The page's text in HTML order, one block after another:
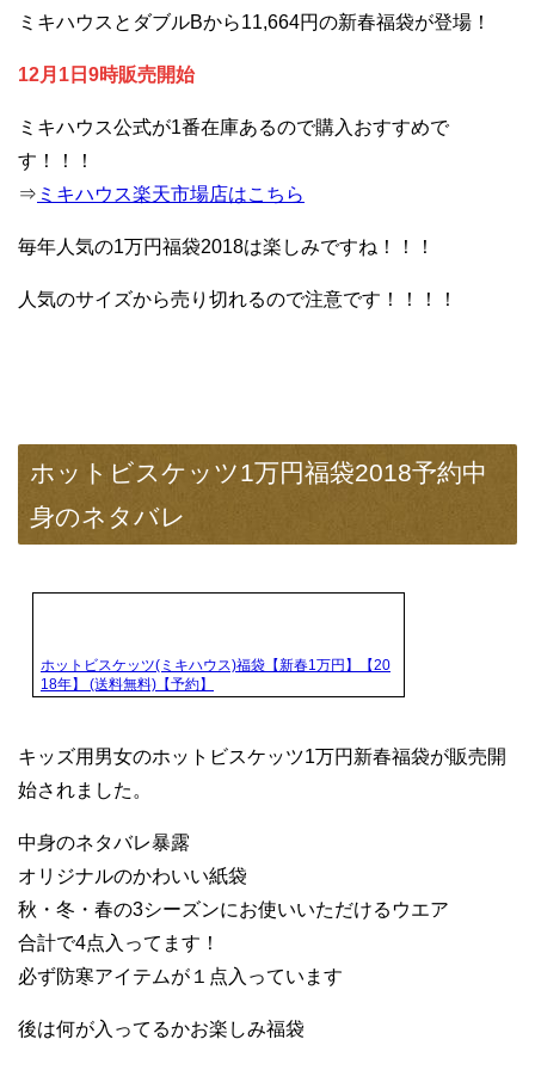
ミキハウスとダブルBから11,664円の新春福袋が登場！
12月1日9時販売開始
ミキハウス公式が1番在庫あるので購入おすすめで
す！！！
⇒ ミキハウス楽天市場店はこちら
毎年人気の1万円福袋2018は楽しみですね！！！
人気のサイズから売り切れるので注意です！！！！
ホットビスケッツ1万円福袋2018予約中
身のネタバレ
ホットビスケッツ(ミキハウス)福袋【新春1万円】【20
18年】 (送料無料)【予約】
キッズ用男女のホットビスケッツ1万円新春福袋が販売開
始されました。
中身のネタバレ暴露
オリジナルのかわいい紙袋
秋・冬・春の3シーズンにお使いいただけるウエア
合計で4点入ってます！
必ず防寒アイテムが１点入っています
後は何が入ってるかお楽しみ福袋